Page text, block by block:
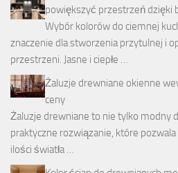
powiększyć przestrzeń dzięki
Wybór kolorów do ciemnej
znaczenie dla stworzenia przytulnej i
przestrzeni. Jasne i ciepłe …
Żaluzje drewniane okienne
ceny
Żaluzje drewniane to nie tylko modny
praktyczne rozwiązanie, które
ilości światła …